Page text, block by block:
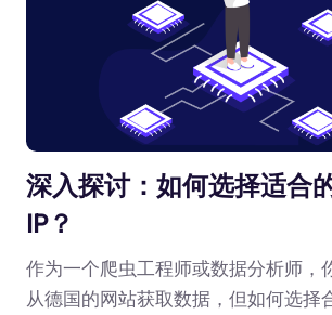
深入探讨：如何选择适合
IP？
作为一个爬虫工程师或数据分析师，
从德国的网站获取数据，但如何选择